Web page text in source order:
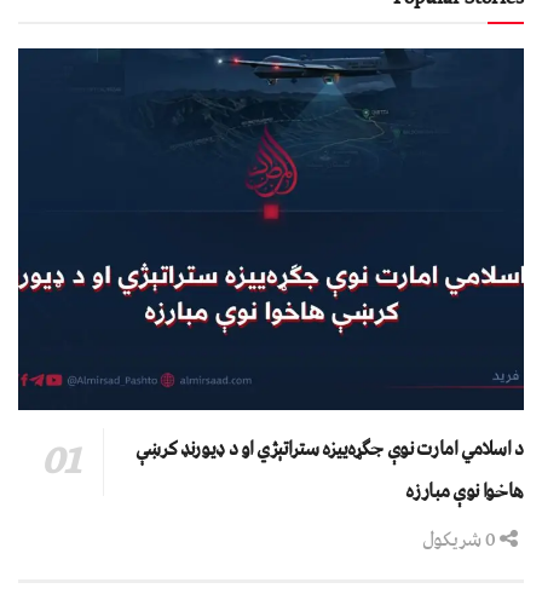
د اسلامي امارت نوې جګړه‌ییزه ستراتېژي او د ډیورنډ کرښې
هاخوا نوې مبارزه